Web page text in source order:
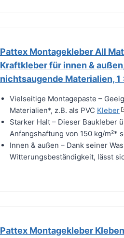
Pattex Montagekleber All
Kraftkleber für innen &
nichtsaugende Materialien,
Vielseitige Montagepaste –
Materialien*, z.B. als PVC Kleber
Starker Halt – Dieser Baukleber
Anfangshaftung von 150 kg/m²*
Innen & außen – Dank seiner
Witterungsbeständigkeit, lässt
Pattex Montagekleber